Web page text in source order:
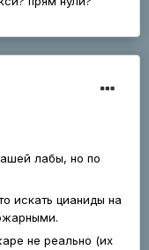
лабы, но по
искать цианиды на
не реально (их